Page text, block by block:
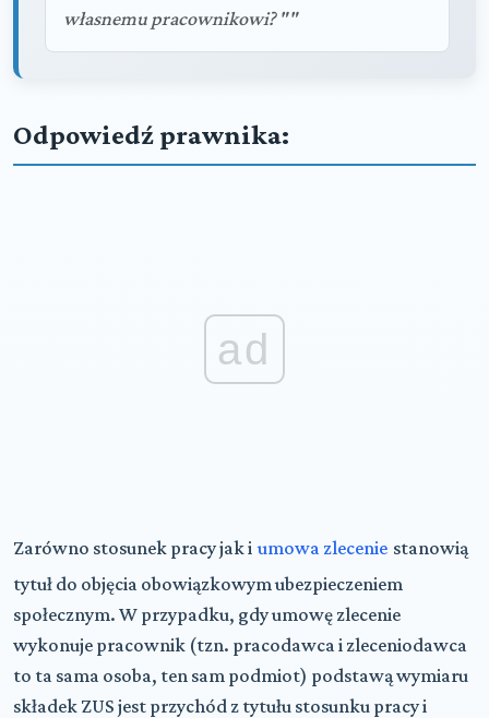
własnemu pracownikowi? ""
Odpowiedź prawnika:
ad
Zarówno stosunek pracy jak i umowa zlecenie stanowią
tytuł do objęcia obowiązkowym ubezpieczeniem
społecznym. W przypadku, gdy umowę zlecenie
wykonuje pracownik (tzn. pracodawca i zleceniodawca
to ta sama osoba, ten sam podmiot) podstawą wymiaru
składek ZUS jest przychód z tytułu stosunku pracy i